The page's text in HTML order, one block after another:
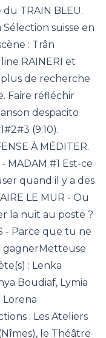
TRAIN BLEU.
suisse en
: Trân
RAINERI et
plus de recherche
Faire réfléchir
despacito
(9:10).
À MÉDITER.
- MADAM #1 Est-ce
quand il y a des
LE MUR - Ou
la nuit au poste ?
- Parce que tu ne
gagnerMetteuse
: Lenka
Boudiaf, Lymia
Lorena
: Les Ateliers
le Théâtre